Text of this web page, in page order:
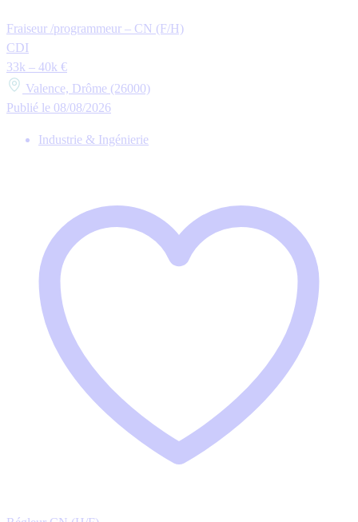
Fraiseur /programmeur – CN (F/H)
CDI
33k – 40k €
Valence, Drôme (26000)
Publié le 08/08/2026
Industrie & Ingénierie